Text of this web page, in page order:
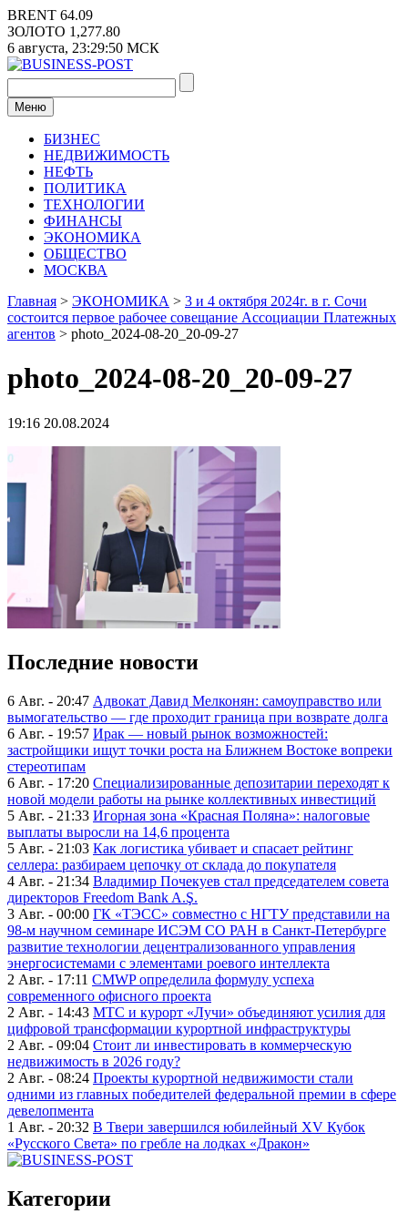
Перейти
к
содержимому
BRENT 64.09
ЗОЛОТО 1,277.80
6 августа, 23:29:50 МСК
Меню
БИЗНЕС
НЕДВИЖИМОСТЬ
НЕФТЬ
ПОЛИТИКА
ТЕХНОЛОГИИ
ФИНАНСЫ
ЭКОНОМИКА
ОБЩЕСТВО
МОСКВА
Главная > ЭКОНОМИКА > 3 и 4 октября 2024г. в г. Сочи
состоится первое рабочее совещание Ассоциации Платежных
агентов > photo_2024-08-20_20-09-27
photo_2024-08-20_20-09-27
19:16 20.08.2024
Последние новости
6 Авг. - 20:47 Адвокат Давид Мелконян: самоуправство или
вымогательство — где проходит граница при возврате долга
6 Авг. - 19:57 Ирак — новый рынок возможностей:
застройщики ищут точки роста на Ближнем Востоке вопреки
стереотипам
6 Авг. - 17:20 Специализированные депозитарии переходят к
новой модели работы на рынке коллективных инвестиций
5 Авг. - 21:33 Игорная зона «Красная Поляна»: налоговые
выплаты выросли на 14,6 процента
5 Авг. - 21:03 Как логистика убивает и спасает рейтинг
селлера: разбираем цепочку от склада до покупателя
4 Авг. - 21:34 Владимир Почекуев стал председателем совета
директоров Freedom Bank A.Ş.
3 Авг. - 00:00 ГК «ТЭСС» совместно с НГТУ представили на
98-м научном семинаре ИСЭМ СО РАН в Санкт-Петербурге
развитие технологии децентрализованного управления
энергосистемами с элементами роевого интеллекта
2 Авг. - 17:11 CMWP определила формулу успеха
современного офисного проекта
2 Авг. - 14:43 МТС и курорт «Лучи» объединяют усилия для
цифровой трансформации курортной инфраструктуры
2 Авг. - 09:04 Стоит ли инвестировать в коммерческую
недвижимость в 2026 году?
2 Авг. - 08:24 Проекты курортной недвижимости стали
одними из главных победителей федеральной премии в сфере
девелопмента
1 Авг. - 20:32 В Твери завершился юбилейный XV Кубок
«Русского Света» по гребле на лодках «Дракон»
Категории